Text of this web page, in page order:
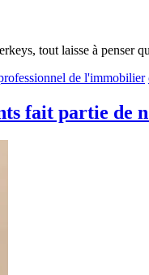
tout laisse à penser
de l'immobilier
fait partie de